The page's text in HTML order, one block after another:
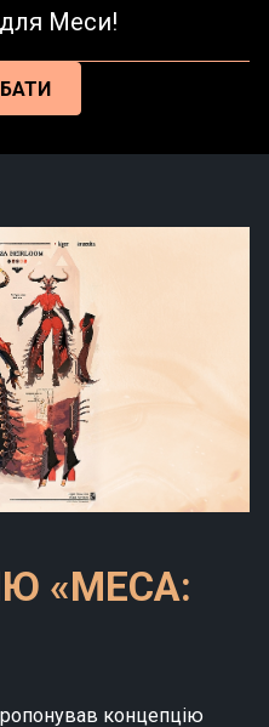
для Меси!
«МЕСА:
концепцію